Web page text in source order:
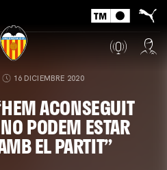
16 DICIEMBRE 2020
ACONSEGUIT
PODEM ESTAR
EL PARTIT”